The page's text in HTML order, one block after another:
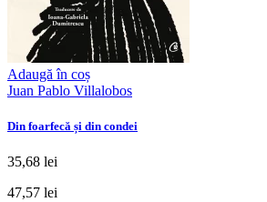
Adaugă în coș
Juan Pablo Villalobos
Din foarfecă și din condei
35,68 lei
47,57 lei